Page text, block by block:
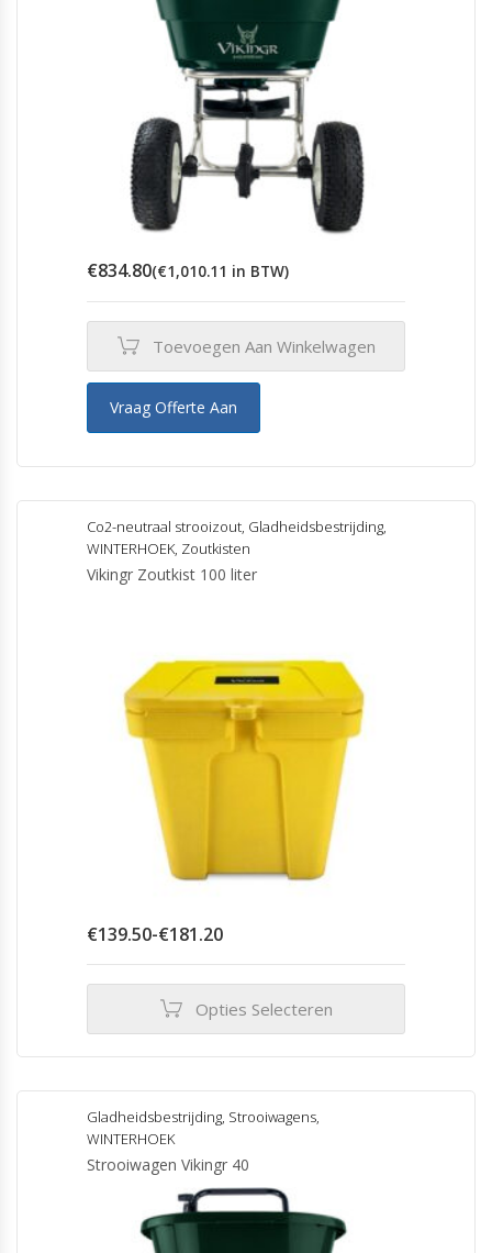
€834.80(€1,010.11 in BTW)
Toevoegen Aan Winkelwagen
Vraag Offerte Aan
Co2-neutraal strooizout, Gladheidsbestrijding,
WINTERHOEK, Zoutkisten
Vikingr Zoutkist 100 liter
€139.50-€181.20Prijsklasse:
€181.20
Opties Selecteren
heeft
meerdere
variaties.
optie
gekozen
Gladheidsbestrijding, Strooiwagens,
WINTERHOEK
Strooiwagen Vikingr 40